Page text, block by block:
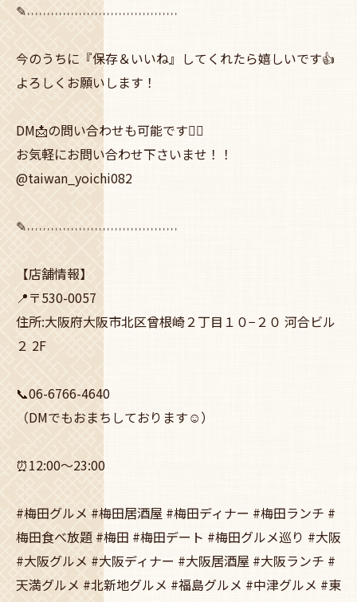
✎˒˒˒˒˒˒˒˒˒˒˒˒˒˒˒˒˒˒˒˒˒˒˒˒˒˒˒˒˒˒˒˒˒˒˒˒˒˒
今のうちに『保存＆いいね』してくれたら嬉しいです👍
よろしくお願いします！
DM📩の問い合わせも可能です🙆‍♀️
お気軽にお問い合わせ下さいませ！！
@taiwan_yoichi082
✎˒˒˒˒˒˒˒˒˒˒˒˒˒˒˒˒˒˒˒˒˒˒˒˒˒˒˒˒˒˒˒˒˒˒˒˒˒˒
【店舗情報】
📍〒530-0057
住所:大阪府大阪市北区曾根崎２丁目１０−２０ 河合ビル
２ 2F
📞06-6766-4640
（DMでもおまちしております☺️）
⏰12:00～23:00
#梅田グルメ #梅田居酒屋 #梅田ディナー #梅田ランチ #
梅田食べ放題 #梅田 #梅田デート #梅田グルメ巡り #大阪
#大阪グルメ #大阪ディナー #大阪居酒屋 #大阪ランチ #
天満グルメ #北新地グルメ #福島グルメ #中津グルメ #東